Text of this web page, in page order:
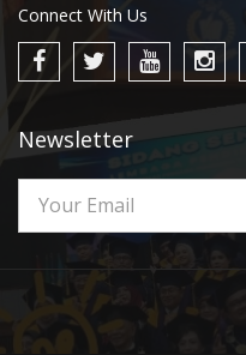
Connect With Us
Newsletter